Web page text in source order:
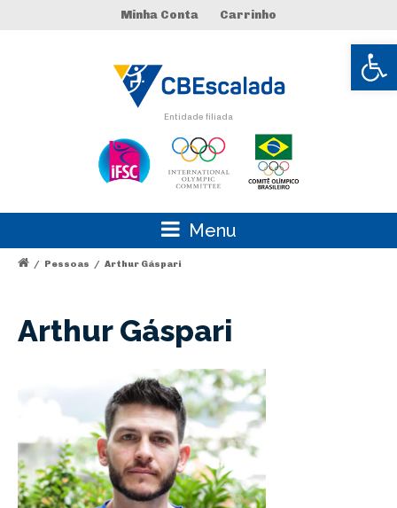
Abrir
Minha Conta Carrinho
Entidade filiada
Menu
/ Pessoas / Arthur Gáspari
Arthur Gáspari